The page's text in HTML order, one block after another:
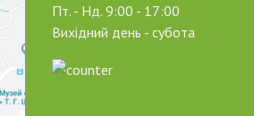
Пт. - Нд. 9:00 - 17:00
Вихідний день - субота